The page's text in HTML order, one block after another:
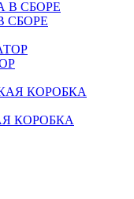
СБОРЕ
КОРОБКА